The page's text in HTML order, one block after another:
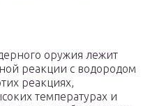
оружия лежит
реакции с водородом
реакциях,
температурах и